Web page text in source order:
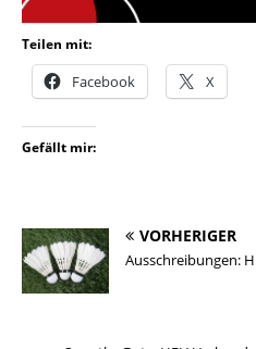
Teilen mit:
Facebook X
Gefällt mir:
VORHERIGER
Ausschreibungen: